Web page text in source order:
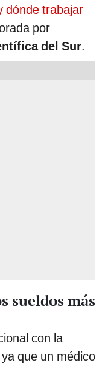
dónde trabajar
por
del Sur.
sueldos más
con la
que un médico